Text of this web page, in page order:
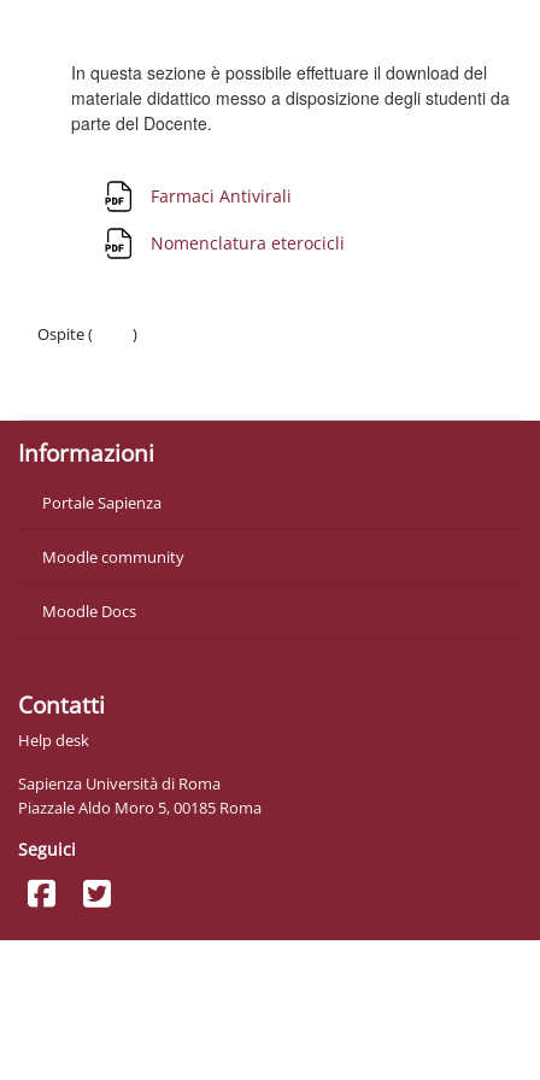
In questa sezione è possibile effettuare il download del
materiale didattico messo a disposizione degli studenti da
parte del Docente.
Farmaci Antivirali
Nomenclatura eterocicli
Ospite (
)
Informazioni
Portale Sapienza
Moodle community
Moodle Docs
Contatti
Help desk
Sapienza Università di Roma
Piazzale Aldo Moro 5, 00185 Roma
Seguici